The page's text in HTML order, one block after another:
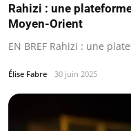
Rahizi : une
Moyen-Orient
EN BREF Rahizi : une
Élise Fabre 30 juin 2025